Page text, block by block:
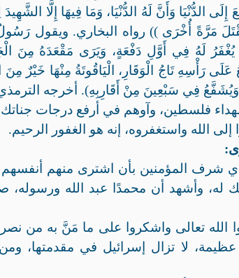
الدُّنْيَا وَأَنَّ لَهُ الدُّنْيَا، وَمَا فِيهَا إِلَّا
مَرَّةً أُخْرَى )) رواه البخاري. ويقول
لَهُ فِي أَوَّلِ دَفْعَةٍ، وَيَرَى مَقْعَدَهُ مِنَ
عَلَى رَأْسِهِ تَاجُ الْوَقَارِ، الْيَاقُوتَةُ مِنْهَا خَيْرٌ
وَيُشَفَّعُ فِي سَبْعِينَ مِنْ أَقَارِبِهِ). أخرجه
فلسطين، وآوهم في أرفع درجات
إلى الله واستغفروه، إنه هو الغفور الرحيم.
شرف المؤمنين بأن اشترى منهم أنفسهم
له، وأشهد أن محمدًا عبد الله ورسوله،
الله تعالى واشكروا على ما مَنَّ به من
عظيمة، لا تزال إسرائيل في مقدمتها،